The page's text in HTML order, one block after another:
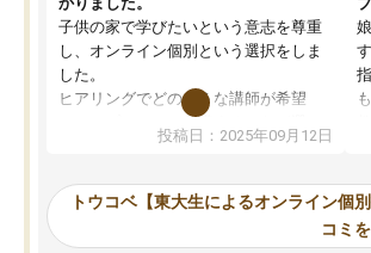
子供の家で学びたいという意志を尊重
し、オンライン個別という選択をしま
した。
ヒアリングでどのような講師が希望
か、オプションは付帯するかなど選ぶ
事が出来ました。
ーティングを行い、その講師で良いか
見てから講師を決定する事ができま
投稿日：2025年09月12日
トウコベ【東大生によるオンライン個
コミ